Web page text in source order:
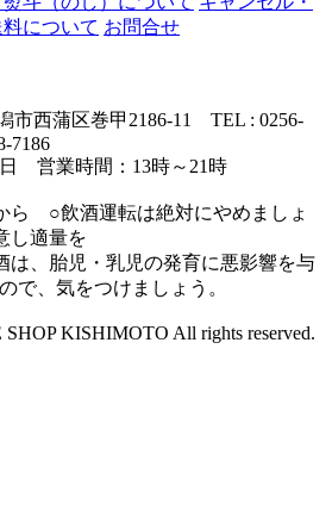
について お問合せ
市西蒲区巻甲2186-11 TEL : 0256-
7186
営業時間：13時～21時
ら ○飲酒運転は絶対にやめましょ
し適量を
は、胎児・乳児の発育に悪影響を与
で、気をつけましょう。
KISHIMOTO All rights reserved.